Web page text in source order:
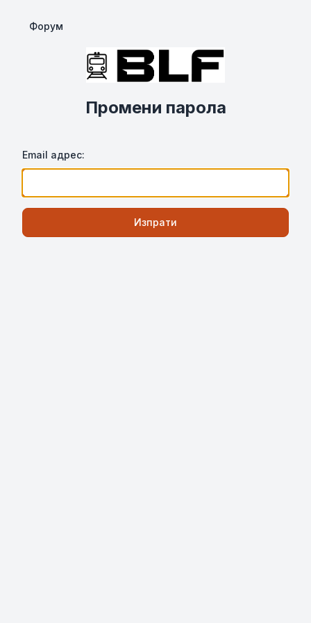
Форум
Промени парола
Email адрес:
Изпрати